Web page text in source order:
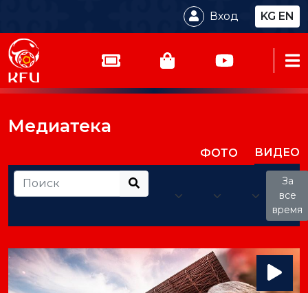
Вход KG EN
Медиатека
ФОТО ВИДЕО
За
все
время